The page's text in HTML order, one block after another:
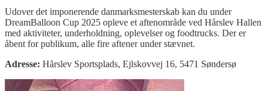
Udover det imponerende danmarksmesterskab kan du under
DreamBalloon Cup 2025 opleve et aftenområde ved Hårslev Hallen
med aktiviteter, underholdning, oplevelser og foodtrucks. Der er
åbent for publikum, alle fire aftener under stævnet.
Adresse: Hårslev Sportsplads, Ejlskovvej 16, 5471 Søndersø